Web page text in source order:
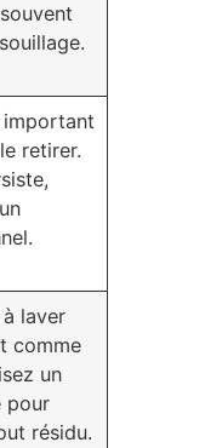
important
retirer.
laver
comme
un
pour
résidu.